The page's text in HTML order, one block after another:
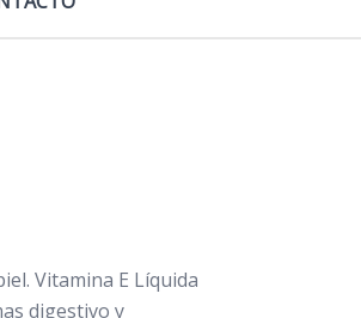
Vitamina E Líquida
digestivo y